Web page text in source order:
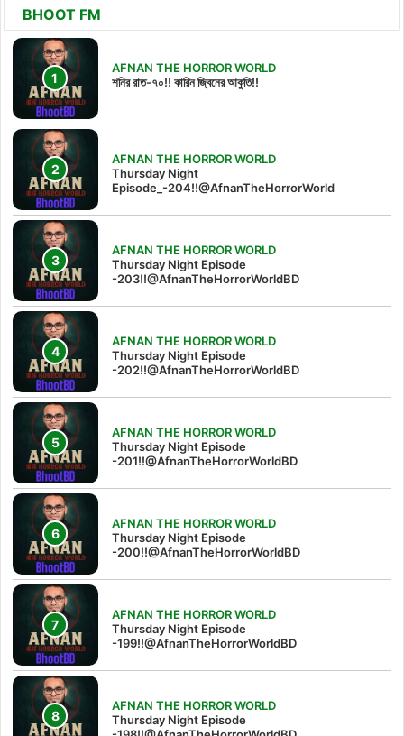
BHOOT FM
AFNAN THE HORROR WORLD
শনির রাত-৭০!! কারিন জ্বিনের আকুতি!!
AFNAN THE HORROR WORLD
Thursday Night
Episode_-204!!@AfnanTheHorrorWorld
AFNAN THE HORROR WORLD
Thursday Night Episode
-203!!@AfnanTheHorrorWorldBD
AFNAN THE HORROR WORLD
Thursday Night Episode
-202!!@AfnanTheHorrorWorldBD
AFNAN THE HORROR WORLD
Thursday Night Episode
-201!!@AfnanTheHorrorWorldBD
AFNAN THE HORROR WORLD
Thursday Night Episode
-200!!@AfnanTheHorrorWorldBD
AFNAN THE HORROR WORLD
Thursday Night Episode
-199!!@AfnanTheHorrorWorldBD
AFNAN THE HORROR WORLD
Thursday Night Episode